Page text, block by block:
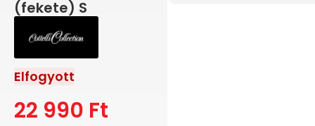
(fekete) S
Elfogyott
22 990 Ft